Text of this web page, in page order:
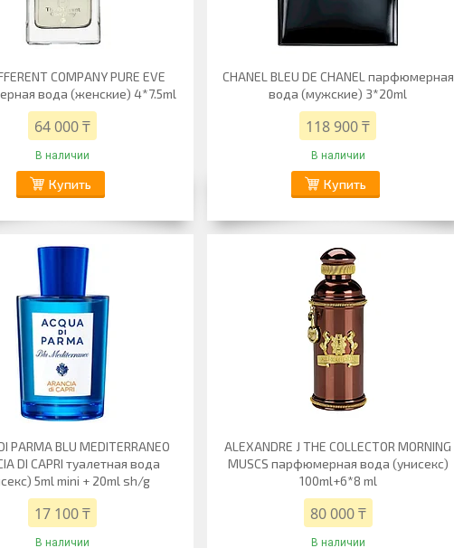
COMPANY PURE EVE
вода (женские) 4*7.5ml
64 000 ₸
В наличии
Купить
CHANEL BLEU DE CHANEL парфюмерная
вода (мужские) 3*20ml
118 900 ₸
В наличии
Купить
PARMA BLU MEDITERRANEO
DI CAPRI туалетная вода
5ml mini + 20ml sh/g
17 100 ₸
В наличии
ALEXANDRE J THE COLLECTOR MORNING
MUSCS парфюмерная вода (унисекс)
100ml+6*8 ml
80 000 ₸
В наличии